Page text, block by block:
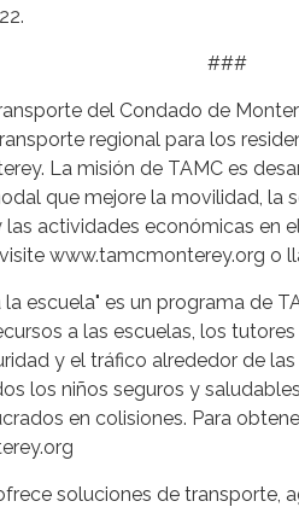
del Condado de
regional para los
La misión de TAMC es
que mejore la movilidad, la
actividades económicas en
www.tamcmonterey.org o
la escuela" es un programa de
a las escuelas, los
y el tráfico alrededor de
los niños seguros y
en colisiones. Para
soluciones de transporte,